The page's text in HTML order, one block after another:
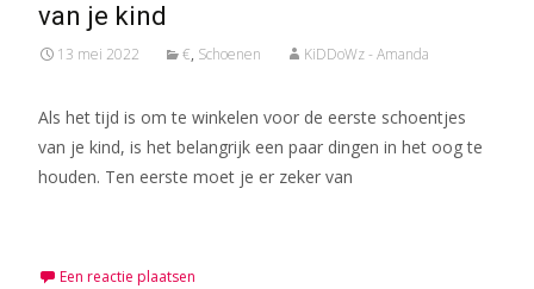
van je kind
13 mei 2022 €, Schoenen KiDDoWz - Amanda
Als het tijd is om te winkelen voor de eerste schoentjes
van je kind, is het belangrijk een paar dingen in het oog te
houden. Ten eerste moet je er zeker van
Een reactie plaatsen